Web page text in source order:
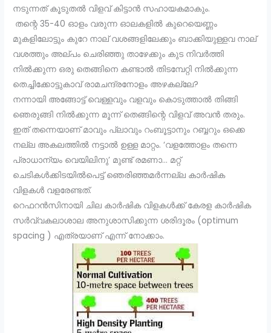
നടുന്നത് കൂടുതൽ വിളവ് കിട്ടാൻ സഹായകമാകും.
തന്റെ 35-40 ഓളം വരുന്ന ഓലകളിൽ കുറെയെണ്ണം
മുകളിലോട്ടും കുറേ നാല് വശങ്ങളിലേക്കും ബാക്കിയുള്ളവ നാല്
വശത്തും അല്പം ചെരിഞ്ഞു താഴേക്കും കുട നിവർത്തി
നിൽക്കുന്ന ഒരു തെങ്ങിനെ കണ്ടാൽ തിടമ്പേറ്റി നിൽക്കുന്ന
തെച്ചിക്കോട്ടുകാവ് രാമചന്ദ്രനോളം അഴകല്ലേ?
നന്നായി അങ്ങോട്ട് വെള്ളവും വളവും കൊടുത്താൽ തിങ്ങി
ഞെരുങ്ങി നിൽക്കുന്ന മൂന്ന് തെങ്ങിന്റെ വിളവ് അവൻ തരും.
ഇത് തന്നെയാണ് മാവും പ്ലാവും റംബൂട്ടാനും റബ്ബറും ഒക്കെ
നല്ല അകലത്തിൽ നട്ടാൽ ഉള്ള മാറ്റം. ‘വളത്തോളം തന്നെ
പ്രാധാന്യം വെയിലിനു’ മുണ്ട് രമണാ… മറ്റ്
ചെടികൾക്കിടയിൽപെട്ട് ഞെരിഞ്ഞമർന്നല്ല കാർഷിക
വിളകൾ വളരേണ്ടത്.
റെഫറൻസിനായി ചില കാർഷിക വിളകൾക്ക് കേരള കാർഷിക
സർവ്വകലാശാല അനുശാസിക്കുന്ന ശരിദൂരം (optimum
spacing ) എത്രയാണ് എന്ന് നോക്കാം.